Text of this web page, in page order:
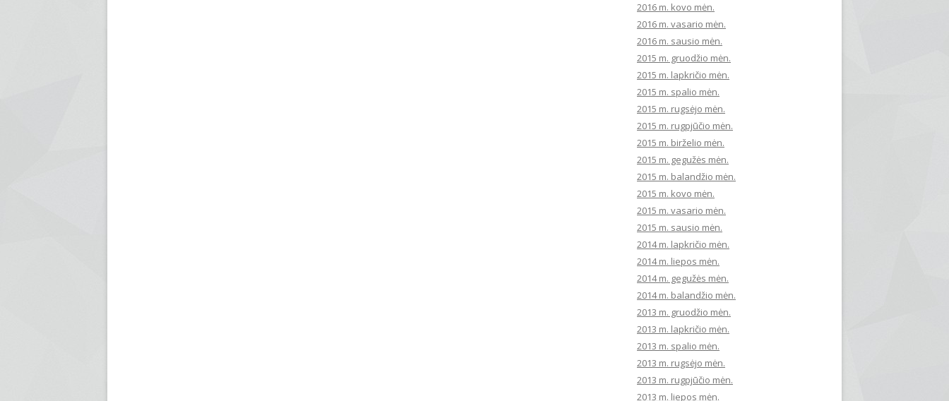
2016 m. kovo mėn.
2016 m. vasario mėn.
2016 m. sausio mėn.
2015 m. gruodžio mėn.
2015 m. lapkričio mėn.
2015 m. spalio mėn.
2015 m. rugsėjo mėn.
2015 m. rugpjūčio mėn.
2015 m. birželio mėn.
2015 m. gegužės mėn.
2015 m. balandžio mėn.
2015 m. kovo mėn.
2015 m. vasario mėn.
2015 m. sausio mėn.
2014 m. lapkričio mėn.
2014 m. liepos mėn.
2014 m. gegužės mėn.
2014 m. balandžio mėn.
2013 m. gruodžio mėn.
2013 m. lapkričio mėn.
2013 m. spalio mėn.
2013 m. rugsėjo mėn.
2013 m. rugpjūčio mėn.
2013 m. liepos mėn.